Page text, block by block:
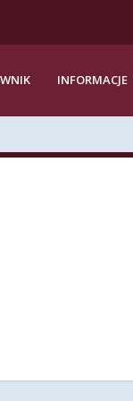
INFORMACJE